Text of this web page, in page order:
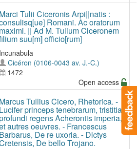
Marci Tulii Ciceronis Arpi||natis :
Romani. Ac oratorum
maximi. || Ad M. Tulium Ciceronem
suu[m] officio[rum]
Incunabula
Cicéron (0106-0043 av. J.-C.)
1472
Open access
Marcus Tullius Cicero, Rhetorica. -
Lucifer princeps tenebrarum, tristitia
regens Acherontis imperia,
autres oeuvres. - Francescus
Barbarus, De re uxoria. - Dictys
De bello Trojano.